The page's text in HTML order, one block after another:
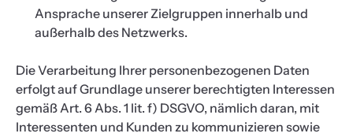
Ansprache unserer Zielgruppen innerhalb und
außerhalb des Netzwerks.
Die Verarbeitung Ihrer personenbezogenen Daten
erfolgt auf Grundlage unserer berechtigten Interessen
gemäß Art. 6 Abs. 1 lit. f) DSGVO, nämlich daran, mit
Interessenten und Kunden zu kommunizieren sowie